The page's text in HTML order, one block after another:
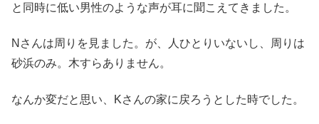
と同時に低い男性のような声が耳に聞こえてきました。
Nさんは周りを見ました。が、人ひとりいないし、周りは
砂浜のみ。木すらありません。
なんか変だと思い、Kさんの家に戻ろうとした時でした。